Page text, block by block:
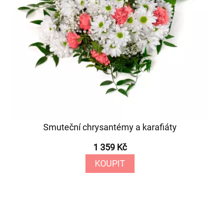
Smuteční chrysantémy a karafiáty
1 359 Kč
KOUPIT